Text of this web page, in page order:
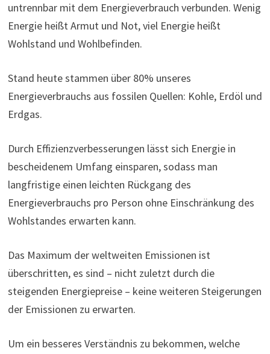
untrennbar mit dem Energieverbrauch verbunden. Wenig
Energie heißt Armut und Not, viel Energie heißt
Wohlstand und Wohlbefinden.
Stand heute stammen über 80% unseres
Energieverbrauchs aus fossilen Quellen: Kohle, Erdöl und
Erdgas.
Durch Effizienzverbesserungen lässt sich Energie in
bescheidenem Umfang einsparen, sodass man
langfristige einen leichten Rückgang des
Energieverbrauchs pro Person ohne Einschränkung des
Wohlstandes erwarten kann.
Das Maximum der weltweiten Emissionen ist
überschritten, es sind – nicht zuletzt durch die
steigenden Energiepreise – keine weiteren Steigerungen
der Emissionen zu erwarten.
Um ein besseres Verständnis zu bekommen, welche